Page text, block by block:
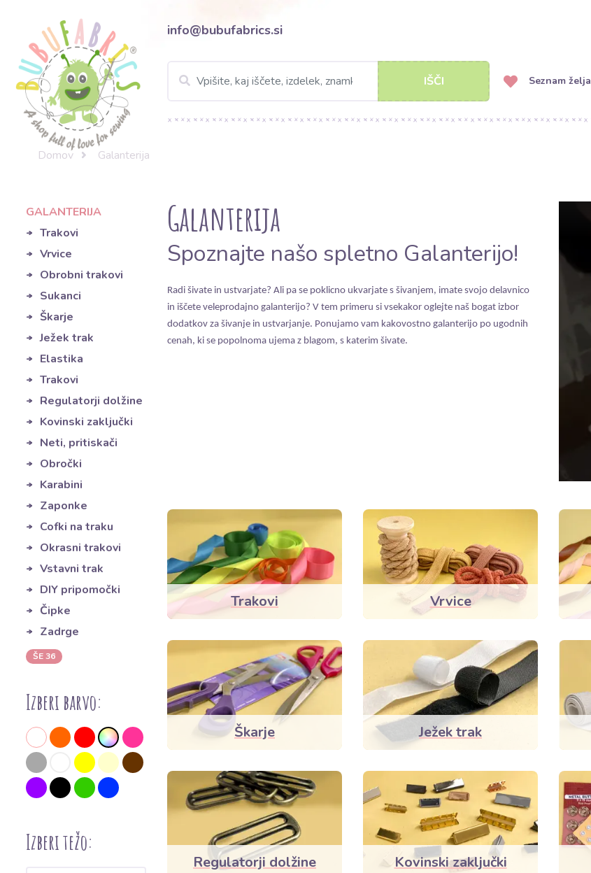
info@bubufabrics.si
IŠČI Seznam želja
Domov Galanterija
GALANTERIJA
Trakovi
Vrvice
Obrobni trakovi
Sukanci
Škarje
Ježek trak
Elastika
Trakovi
Regulatorji dolžine
Kovinski zaključki
Neti, pritiskači
Obročki
Karabini
Zaponke
Cofki na traku
Okrasni trakovi
Vstavni trak
DIY pripomočki
Čipke
Zadrge
ŠE 36
Izberi barvo:
Izberi težo:
Galanterija
Spoznajte našo spletno Galanterijo!
Radi šivate in ustvarjate? Ali pa se poklicno ukvarjate s šivanjem, imate svojo delavnico
in iščete veleprodajno galanterijo? V tem primeru si vsekakor oglejte naš bogat izbor
dodatkov za šivanje in ustvarjanje. Ponujamo vam kakovostno galanterijo po ugodnih
cenah, ki se popolnoma ujema z blagom, s katerim šivate.
Trakovi Vrvice
Škarje Ježek trak
Regulatorji dolžine Kovinski zaključki